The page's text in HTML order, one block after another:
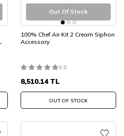
Out Of Stock
100% Chef Air Kit 2 Cream Siphon
Accessory
0.0
8,510.14TL
OUT OF STOCK